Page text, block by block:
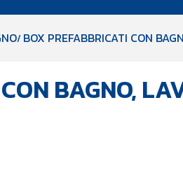
BOX PREFABBRICATI CON
BAGNO,